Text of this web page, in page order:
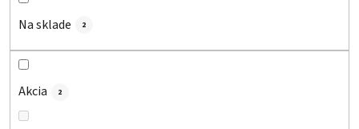
d
Na sklade 2
Akcia 2